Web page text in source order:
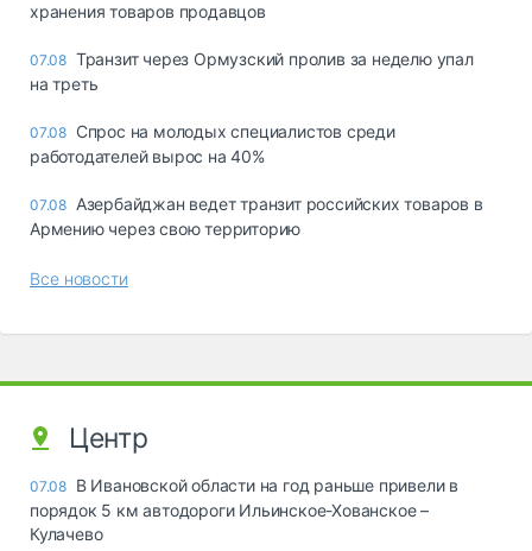
хранения товаров продавцов
07.08 Транзит через Ормузский пролив за неделю упал
на треть
07.08 Спрос на молодых специалистов среди
работодателей вырос на 40%
07.08 Азербайджан ведет транзит российских товаров в
Армению через свою территорию
Все новости
Центр
07.08 В Ивановской области на год раньше привели в
порядок 5 км автодороги Ильинское-Хованское –
Кулачево